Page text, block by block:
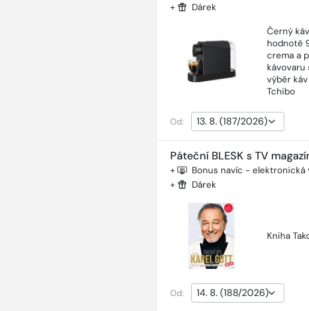
+
Dárek
Černý
hodnotě
crema a
kávovaru
výběr
Tchibo
Od:
Páteční BLESK s TV
+ Bonus navíc - elektronická
+ Dárek
Kniha
Od: